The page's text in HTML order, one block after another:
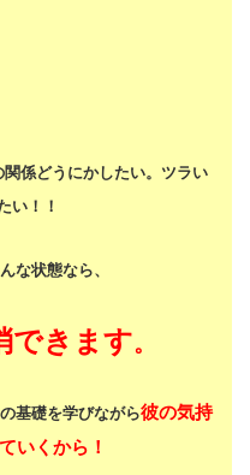
係どうにかしたい。 ツラい
い！！
な状態なら、
できます。
基礎を学びながら彼の気持
いくから！